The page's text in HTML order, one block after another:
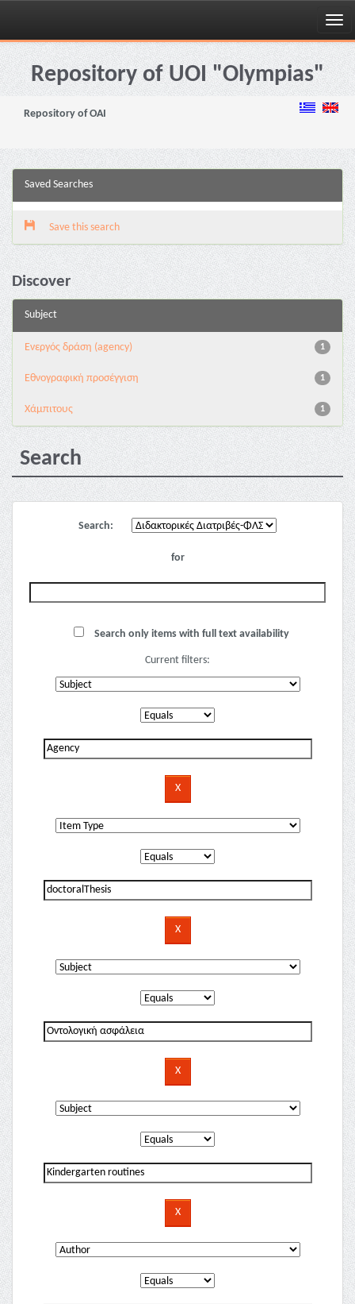
Skip
navigationRepository of UOI "Olympias"
Repository of OAI
Saved Searches
Save this search
Discover
Subject
1
Eνεργός δράση (agency)
1
Εθνογραφική προσέγγιση
1
Χάμπιτους
Search
Search:
for
Search only items with full text availability
Current filters: